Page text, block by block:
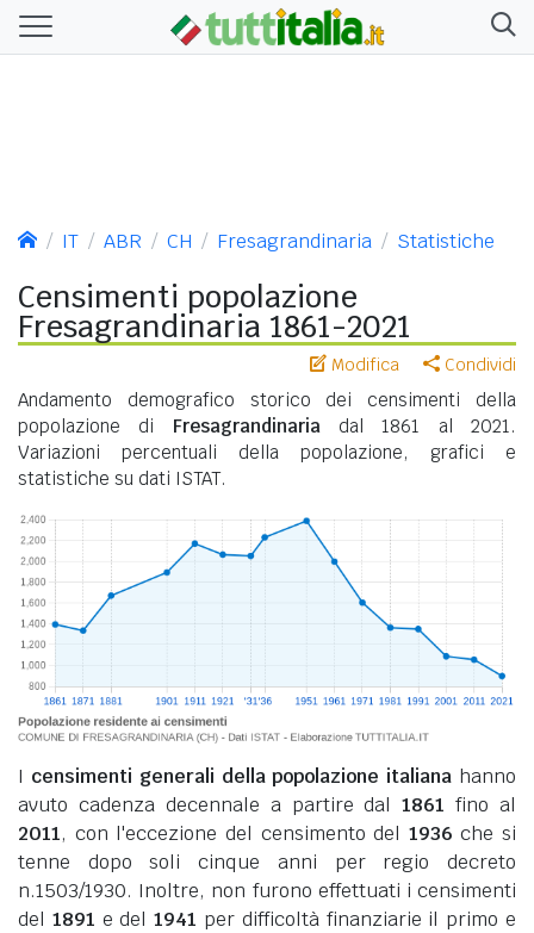
IT ABR CH Fresagrandinaria Statistiche
Censimenti popolazione
Fresagrandinaria 1861-2021
Modifica Condividi
Andamento demografico storico dei censimenti della
popolazione di Fresagrandinaria dal 1861 al 2021.
Variazioni percentuali della popolazione, grafici e
statistiche su dati ISTAT.
I censimenti generali della popolazione italiana hanno
avuto cadenza decennale a partire dal1861 fino al
2011, con l'eccezione del censimento del 1936 che si
tenne dopo soli cinque anni per regio decreto
n.1503/1930. Inoltre, non furono effettuati i censimenti
del 1891 e del1941 per difficoltà finanziarie il primo e